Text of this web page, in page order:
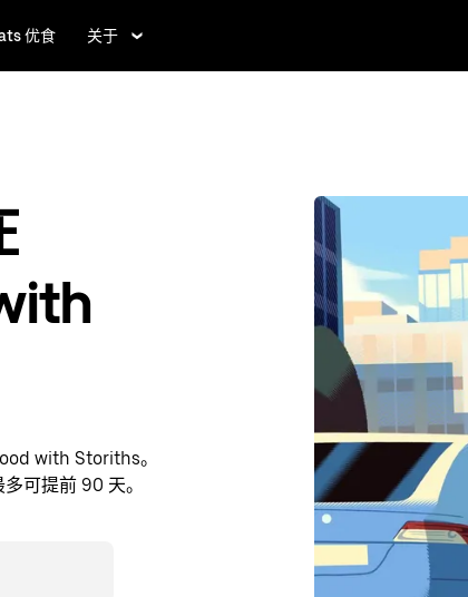
优食 关于
with Storiths。
可提前 90 天。